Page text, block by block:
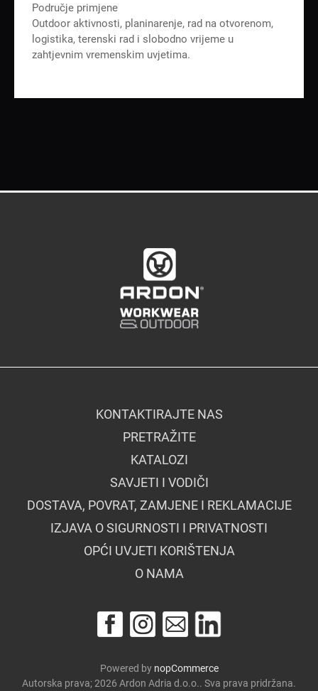
Područje primjene
Outdoor aktivnosti, planinarenje, rad na otvorenom,
logistika, terenski rad i slobodno vrijeme u
zahtjevnim vremenskim uvjetima.
KONTAKTIRAJTE NAS
PRETRAŽITE
KATALOZI
SAVJETI I VODIČI
DOSTAVA, POVRAT, ZAMJENE I REKLAMACIJE
IZJAVA O SIGURNOSTI I PRIVATNOSTI
OPĆI UVJETI KORIŠTENJA
O NAMA
Powered by nopCommerce
Autorska prava; 2026 Ardon Adria d.o.o.. Sva prava pridržana.